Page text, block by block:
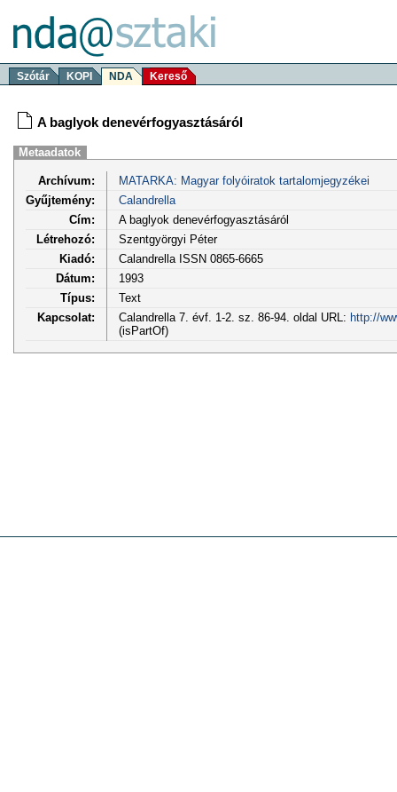
Szótár KOPI NDA Kereső
A baglyok denevérfogyasztásáról
Metaadatok
Archívum:
MATARKA: Magyar folyóiratok tartalomjegyzékei
Gyűjtemény:
Calandrella
Cím:
A baglyok denevérfogyasztásáról
Létrehozó:
Szentgyörgyi Péter
Kiadó:
Calandrella ISSN 0865-6665
Dátum:
1993
Típus:
Text
Kapcsolat:
Calandrella 7. évf. 1-2. sz. 86-94. oldal URL: http://
(isPartOf)